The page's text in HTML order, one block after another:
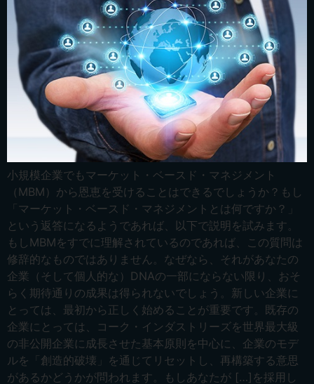
小規模企業でもマーケット・ベースド・マネジメント
（MBM）から恩恵を受けることはできるでしょうか？もし
「マーケット・ベースド・マネジメントとは何ですか？」
という返答になるようであれば、以下で説明を試みます。
もしMBMをすでに理解されているのであれば、この質問は
修辞的なものではありません。なぜなら、それがあなたの
企業（そして個人的な）DNAの一部にならない限り、おそ
らく期待通りの成果は得られないでしょう。新しい企業に
とっては、最初から正しく始めることが重要です。既存の
企業にとっては、コーク・インダストリーズを世界最大級
の非公開企業に成長させた基本原則を中心に、企業のモデ
ルを「創造的破壊」を通じてリセットし、再構築する意思
があるかどうかが問われます。もしあなたが […]を採用し